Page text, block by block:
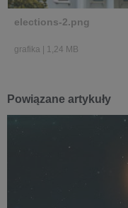
elections-2.png
grafika | 1,24 MB
Powiązane artykuły